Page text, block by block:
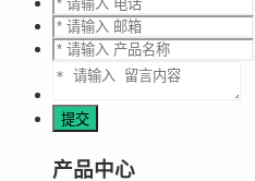
产品中心